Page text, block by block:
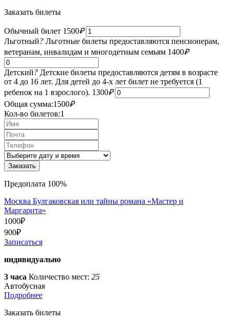
Заказать билеты
Обычный билет 1500₽
Льготный? Льготные билеты предоставляются пенсионерам,
ветеранам, инвалидам и многодетным семьям 1400₽
Детский? Детские билеты предоставляются детям в возрасте
от 4 до 16 лет. Для детей до 4-х лет билет не требуется (1
ребенок на 1 взрослого). 1300₽
Общая сумма:1500₽
Кол-во билетов:1
Предоплата 100%
Москва Булгаковская или тайны романа «Мастер и
Маргарита»
1000₽
900₽
Записаться
индивидуально
3 часа Количество мест: 25
Автобусная
Подробнее
Заказать билеты